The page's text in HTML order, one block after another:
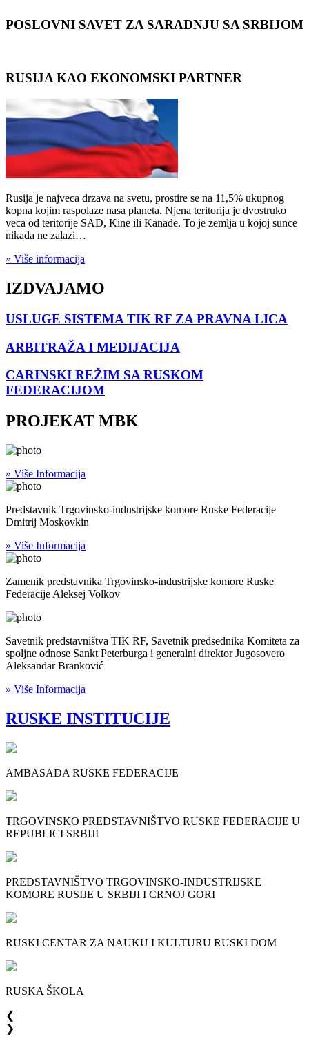
POSLOVNI SAVET ZA SARADNJU SA SRBIJOM
RUSIJA KAO EKONOMSKI PARTNER
Rusija je najveca drzava na svetu, prostire se na 11,5% ukupnog
kopna kojim raspolaze nasa planeta. Njena teritorija je dvostruko
veca od teritorije SAD, Kine ili Kanade. To je zemlja u kojoj sunce
nikada ne zalazi…
» Više informacija
IZDVAJAMO
USLUGE SISTEMA TIK RF ZA PRAVNA LICA
ARBITRAŽA I MEDIJACIJA
CARINSKI REŽIM SA RUSKOM
FEDERACIJOM
PROJEKAT MBK
» Više Informacija
Predstavnik Trgovinsko-industrijske komore Ruske Federacije
Dmitrij Moskovkin
» Više Informacija
Zamenik predstavnika Trgovinsko-industrijske komore Ruske
Federacije Aleksej Volkov
Savetnik predstavništva TIK RF, Savetnik predsednika Komiteta za
spoljne odnose Sankt Peterburga i generalni direktor Jugosovero
Aleksandar Branković
» Više Informacija
RUSKE INSTITUCIJE
AMBASADA RUSKE FEDERACIJE
TRGOVINSKO PREDSTAVNIŠTVO RUSKE FEDERACIJE U
REPUBLICI SRBIJI
PREDSTAVNIŠTVO TRGOVINSKO-INDUSTRIJSKE
KOMORE RUSIJE U SRBIJI I CRNOJ GORI
RUSKI CENTAR ZA NAUKU I KULTURU RUSKI DOM
RUSKA ŠKOLA
❮
❯